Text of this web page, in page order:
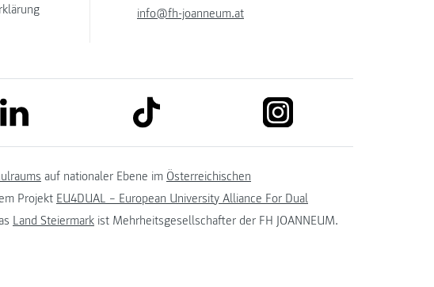
info@fh-joanneum.at
link to linkedin link to tiktok
auf nationaler Ebene im Österreichischen
Projekt EU4DUAL – European University Alliance For Dual
Land Steiermark ist Mehrheitsgesellschafter der FH JOANNEUM.